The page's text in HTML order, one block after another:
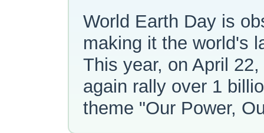
World Earth Day is
making it the world's
This year, on April
again rally over 1
theme "Our Power,